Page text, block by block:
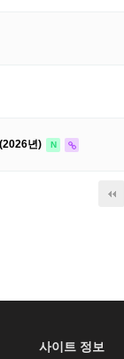
년) N
사이트 정보